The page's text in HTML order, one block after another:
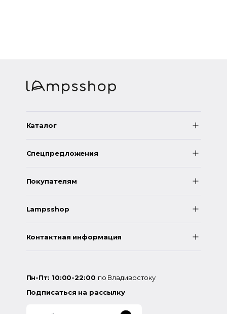
Каталог
Спецпредложения
Покупателям
Lampsshop
Контактная информация
Пн-Пт: 10:00-22:00 по Владивостоку
Подписаться на рассылку